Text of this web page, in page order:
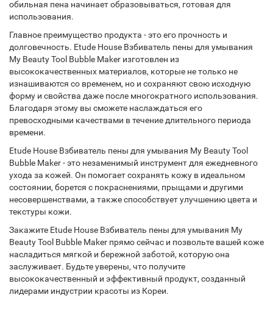
обильная пена начинает образовываться, готовая для
использования.
Главное преимущество продукта - это его прочность и
долговечность. Etude House Взбиватель пены для умывания
My Beauty Tool Bubble Maker изготовлен из
высококачественных материалов, которые не только не
изнашиваются со временем, но и сохраняют свою исходную
форму и свойства даже после многократного использования.
Благодаря этому вы сможете наслаждаться его
превосходными качествами в течение длительного периода
времени.
Etude House Взбиватель пены для умывания My Beauty Tool
Bubble Maker - это незаменимый инструмент для ежедневного
ухода за кожей. Он помогает сохранять кожу в идеальном
состоянии, борется с покраснениями, прыщами и другими
несовершенствами, а также способствует улучшению цвета и
текстуры кожи.
Закажите Etude House Взбиватель пены для умывания My
Beauty Tool Bubble Maker прямо сейчас и позвольте вашей коже
насладиться мягкой и бережной заботой, которую она
заслуживает. Будьте уверены, что получите
высококачественный и эффективный продукт, созданный
лидерами индустрии красоты из Кореи.